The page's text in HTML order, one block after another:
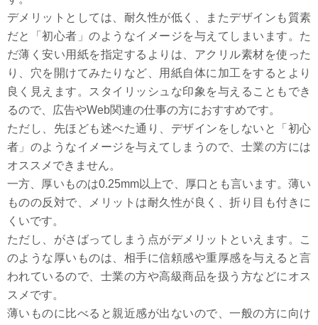
デメリットとしては、耐久性が低く、またデザインも質素
だと「初心者」のようなイメージを与えてしまいます。た
だ薄く安い用紙を指定するよりは、アクリル素材を使った
り、穴を開けてみたりなど、用紙自体に加工をするとより
良く見えます。スタイリッシュな印象を与えることもでき
るので、広告やWeb関連の仕事の方におすすめです。
ただし、先ほども述べた通り、デザインをしないと「初心
者」のようなイメージを与えてしまうので、士業の方には
オススメできません。
一方、厚いものは0.25mm以上で、厚口とも言います。薄い
ものの反対で、メリットは耐久性が良く、折り目も付きに
くいです。
ただし、がさばってしまう点がデメリットといえます。こ
のような厚いものは、相手に信頼感や重厚感を与えると言
われているので、士業の方や高級商品を扱う方などにオス
スメです。
薄いものに比べると親近感が出ないので、一般の方に向け